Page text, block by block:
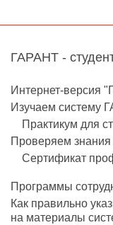
ГАРАНТ -
Интернет-версия
Изучаем систему
Практикум для
Проверяем
Сертификат
Программы
Как правильно
на материалы